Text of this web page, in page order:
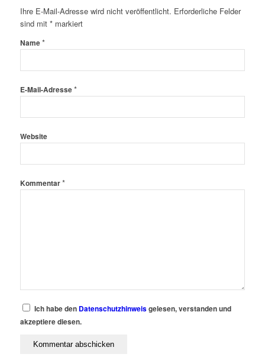
Ihre E-Mail-Adresse wird nicht veröffentlicht. Erforderliche Felder
sind mit *markiert
Name*
E-Mail-Adresse*
Website
Kommentar*
Ich habe den Datenschutzhinweisgelesen, verstanden und
akzeptiere diesen.